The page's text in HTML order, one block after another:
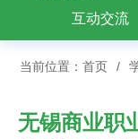
互动交流
当前位置： 首页 /
无锡商业职